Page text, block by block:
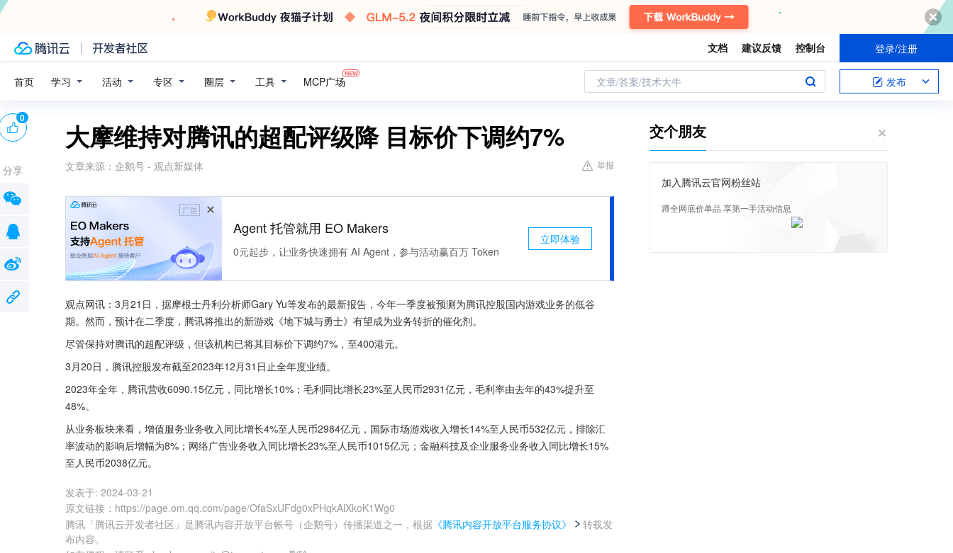
文档 建议反馈 控制台 登录/注册
首页 学习 活动 专区 圈层 工具 MCP广场 文章/答案/技术大牛 发布
大摩维持对腾讯的超配评级降 目标价下调约7%
文章来源： 企鹅号 - 观点新媒体 举报
广告
Agent 托管就用 EO Makers
0元起步，让业务快速拥有 AI Agent，参与活动赢百万 Token
立即体验
观点网讯：3月21日，据摩根士丹利分析师Gary Yu等发布的最新报告，今年一季度被预测为腾讯控股国内游戏业务的低谷
期。然而，预计在二季度，腾讯将推出的新游戏《地下城与勇士》有望成为业务转折的催化剂。
尽管保持对腾讯的超配评级，但该机构已将其目标价下调约7%，至400港元。
3月20日，腾讯控股发布截至2023年12月31日止全年度业绩。
2023年全年，腾讯营收6090.15亿元，同比增长10%；毛利同比增长23%至人民币2931亿元，毛利率由去年的43%提升至
48%。
从业务板块来看，增值服务业务收入同比增长4%至人民币2984亿元，国际市场游戏收入增长14%至人民币532亿元，排除汇
率波动的影响后增幅为8%；网络广告业务收入同比增长23%至人民币1015亿元；金融科技及企业服务业务收入同比增长15%
至人民币2038亿元。
发表于: 2024-03-21
原文链接 ： https://page.om.qq.com/page/OfaSxUFdg0xPHqkAlXkoK1Wg0
腾讯「腾讯云开发者社区」是腾讯内容开放平台帐号（企鹅号）传播渠道之一，根据 《腾讯内容开放平台服务协议》
转载发
布内容。
0
分享
交个朋友
加入腾讯云官网粉丝站
蹲全网底价单品 享第一手活动信息